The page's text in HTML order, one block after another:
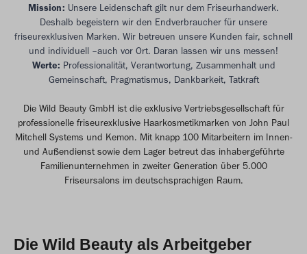
Mission: Unsere Leidenschaft gilt nur dem Friseurhandwerk.
Deshalb begeistern wir den Endverbraucher für unsere
friseurexklusiven Marken. Wir betreuen unsere Kunden fair, schnell
und individuell –auch vor Ort. Daran lassen wir uns messen!
Werte: Professionalität, Verantwortung, Zusammenhalt und
Gemeinschaft, Pragmatismus, Dankbarkeit, Tatkraft
Die Wild Beauty GmbH ist die exklusive Vertriebsgesellschaft für
professionelle friseurexklusive Haarkosmetikmarken von John Paul
Mitchell Systems und Kemon. Mit knapp 100 Mitarbeitern im Innen-
und Außendienst sowie dem Lager betreut das inhabergeführte
Familienunternehmen in zweiter Generation über 5.000
Friseursalons im deutschsprachigen Raum.
Die Wild Beauty als Arbeitgeber